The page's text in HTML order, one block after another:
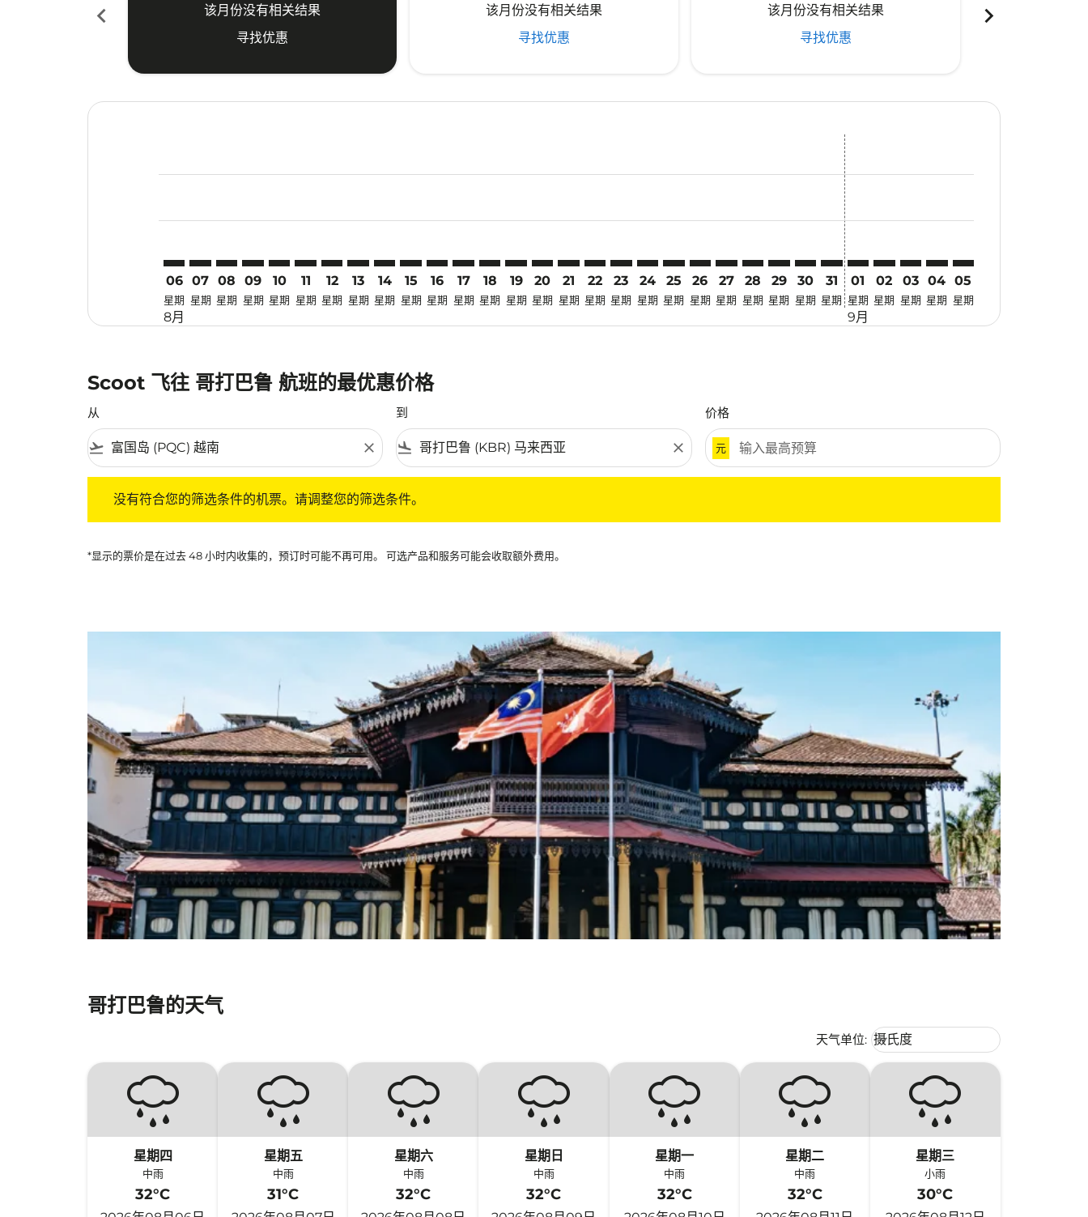
chevron_left
该月份没有相关结果
寻找优惠
该月份没有相关结果
寻找优惠
该月份没有相关结果
寻找优惠
chevron_right
06
星期
8月
07
星期
08
星期
09
星期
10
星期
11
星期
12
星期
13
星期
14
星期
15
星期
16
星期
17
星期
18
星期
19
星期
20
星期
21
星期
PQC–KBR: cmp-view-offers-disclaimer. 寻找优惠
22
星期
PQC–KBR: cmp-view-offers-disclaimer. 寻找优惠
23
星期
PQC–KBR: cmp-view-offers-disclaimer. 寻找优惠
24
星期
PQC–KBR: cmp-view-offers-disclaimer. 寻找优惠
25
星期
PQC–KBR: cmp-view-offers-disclaimer. 寻找优惠
26
星期
PQC–KBR: cmp-view-offers-disclaimer. 寻找优惠
27
星期
PQC–KBR: cmp-view-offers-disclaimer. 寻找优惠
28
星期
PQC–KBR: cmp-view-offers-disclaimer. 寻找优惠
29
星期
PQC–KBR: cmp-view-offers-disclaimer. 寻找优惠
30
星期
PQC–KBR: cmp-view-offers-disclaimer. 寻找
31
星期
01
星期
9月
02
星期
03
星期
04
星期
05
星期
Scoot 飞往 哥打巴鲁 航班的最优惠价格
从
flight_takeoff close
到
flight_land close
价格
元
没有符合您的筛选条件的机票。请调整您的筛选条件。
*显示的票价是在过去 48 小时内收集的，预订时可能不再可用。 可选产品和服务可能会收取额外费用。
哥打巴鲁的天气
天气单位: Weather unit option 摄氏度
摄氏度
keyboard_arrow_down
星期四
中雨
32°C
星期五
中雨
31°C
星期六
中雨
32°C
星期日
中雨
32°C
星期一
中雨
32°C
星期二
中雨
32°C
星期三
小雨
30°C